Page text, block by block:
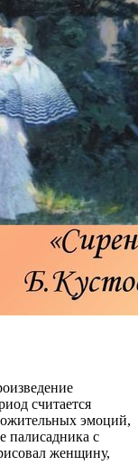
считается
эмоций,
палисадника с
женщину,